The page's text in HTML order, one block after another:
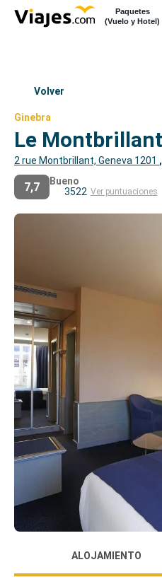
Paquetes
(Vuelo y Hotel)
Volver
Ginebra
Le
2 rue Montbrillant, Geneva 1201
7,7
Bueno
3522 Ver puntuaciones
ALOJAMIENTO